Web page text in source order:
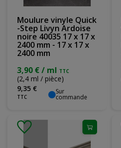
Moulure vinyle Quick
-Step Livyn Ardoise
noire 40035 17 x 17 x
2400 mm - 17 x 17 x
2400 mm
3,90 € / ml TTC
(2,4 ml / pièce)
9,35 €
TTC
Sur
commande